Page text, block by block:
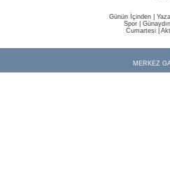
Günün İçinden
Spor
Günaydın
Cumartesi|
MERKEZ